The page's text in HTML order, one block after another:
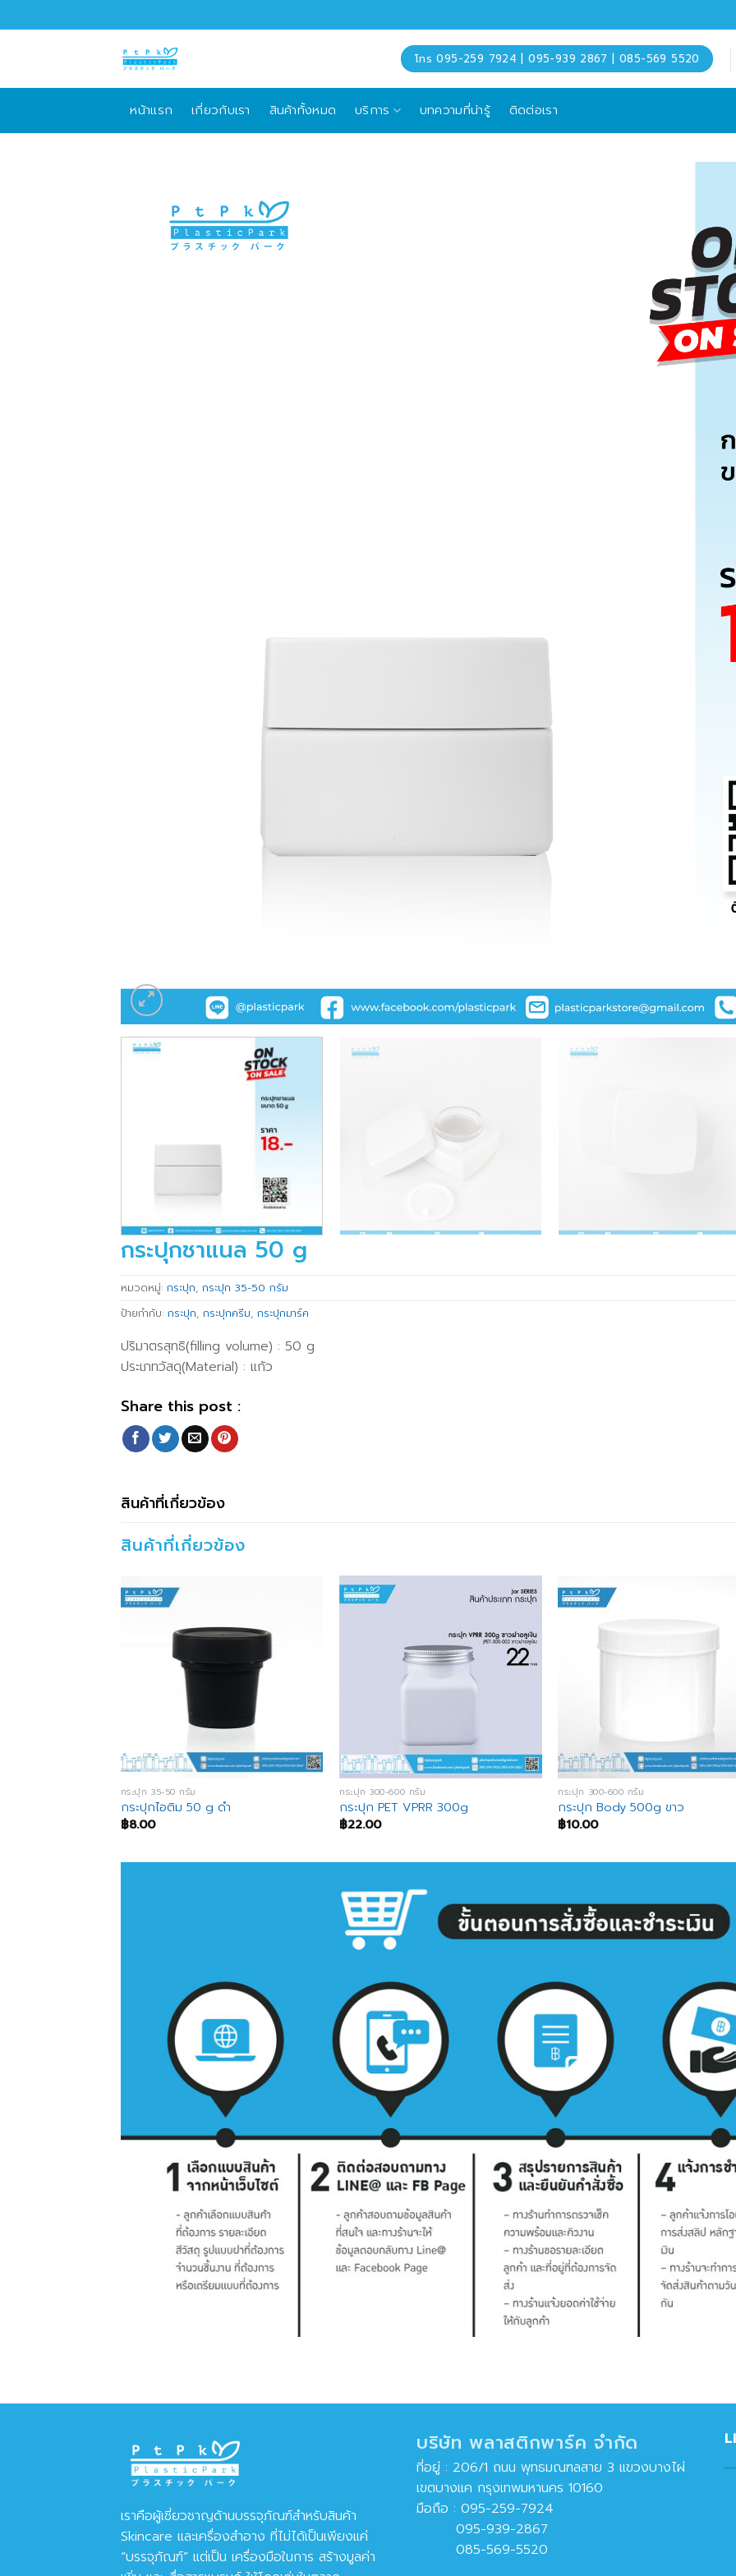
to
โทร 095-259 7924 | 095-939 2867 | 085-569 5520
หน้าแรก เกี่ยวกับเรา สินค้าทั้งหมด บริการ บทความที่น่ารู้ ติดต่อเรา
กระปุกชาแนล 50 g
หมวดหมู่: กระปุก, กระปุก 35-50 กรัม
ป้ายกำกับ: กระปุก, กระปุกครีม, กระปุกมาร์ค
ปริมาตรสุทธิ(filling volume) : 50 g
ประเภทวัสดุ(Material) : แก้ว
Share this post :
สินค้าที่เกี่ยวข้อง
สินค้าที่เกี่ยวข้อง
กระปุก 35-50 กรัม
กระปุกไอติม 50 g ดำ
฿8.00
กระปุก 300-600 กรัม
กระปุก PET VPRR 300g
฿22.00
กระปุก 300-600 กรัม
กระปุก Body 500g ขาว
฿10.00
เราคือผู้เชี่ยวชาญด้านบรรจุภัณฑ์สำหรับสินค้า
Skincare และเครื่องสำอาง ที่ไม่ได้เป็นเพียงแค่
“บรรจุภัณฑ์” แต่เป็น เครื่องมือในการ สร้างมูลค่า
บริษัท พลาสติกพาร์ค จำกัด
ที่อยู่ : 206/1 ถนน พุทธมณฑลสาย 3 แขวงบางไผ่
เขตบางแค กรุงเทพมหานคร 10160
มือถือ : 095-259-7924
095-939-2867
085-569-5520